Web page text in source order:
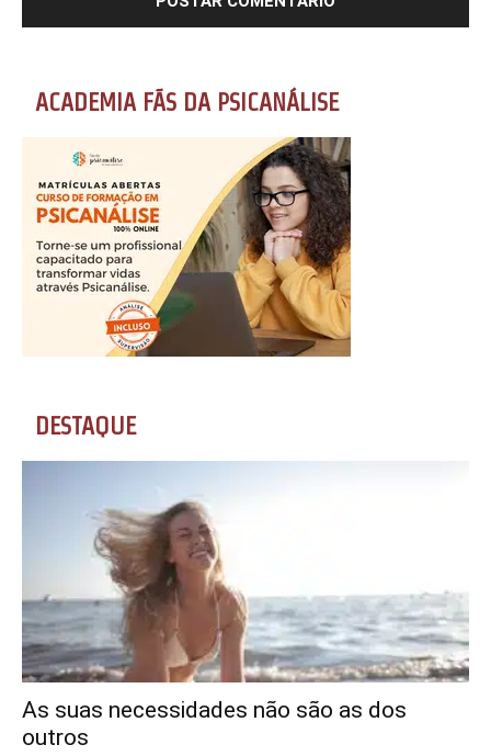
ACADEMIA FÃS DA PSICANÁLISE
DESTAQUE
As suas necessidades não são as dos
outros